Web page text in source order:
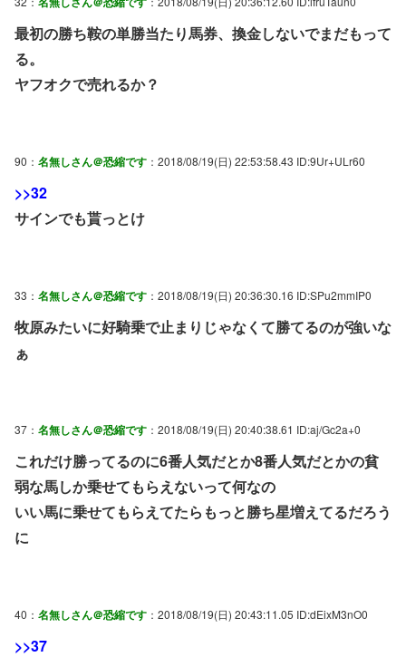
最初の勝ち鞍の単勝当たり馬券、換金しないでまだもって
る。
ヤフオクで売れるか？
90： 名無しさん＠恐縮です ：2018/08/19(日) 22:53:58.43 ID:9Ur+ULr60
>>32
サインでも貰っとけ
33： 名無しさん＠恐縮です ：2018/08/19(日) 20:36:30.16 ID:SPu2mmIP0
牧原みたいに好騎乗で止まりじゃなくて勝てるのが強いな
ぁ
37： 名無しさん＠恐縮です ：2018/08/19(日) 20:40:38.61 ID:aj/Gc2a+0
これだけ勝ってるのに6番人気だとか8番人気だとかの貧
弱な馬しか乗せてもらえないって何なの
いい馬に乗せてもらえてたらもっと勝ち星増えてるだろう
に
40： 名無しさん＠恐縮です ：2018/08/19(日) 20:43:11.05 ID:dEixM3nO0
>>37